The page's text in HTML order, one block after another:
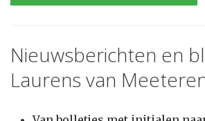
Nieuwsberichten en
Laurens van